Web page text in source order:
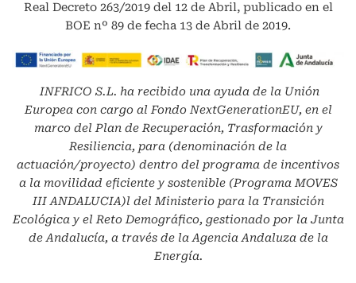
Real Decreto 263/2019 del 12 de Abril, publicado en el
BOE nº 89 de fecha 13 de Abril de 2019.
INFRICO S.L. ha recibido una ayuda de la Unión
Europea con cargo al Fondo NextGenerationEU, en el
marco del Plan de Recuperación, Trasformación y
Resiliencia, para (denominación de la
actuación/proyecto) dentro del programa de incentivos
a la movilidad eficiente y sostenible (Programa MOVES
III ANDALUCIA)l del Ministerio para la Transición
Ecológica y el Reto Demográfico, gestionado por la Junta
de Andalucía, a través de la Agencia Andaluza de la
Energía.